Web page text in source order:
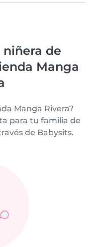
de
Manga
Manga Rivera?
para tu familia de
de Babysits.